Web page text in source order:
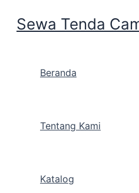
Sewa Tenda
Beranda
Tentang Kami
Katalog
ByCakarlangit Indonesia